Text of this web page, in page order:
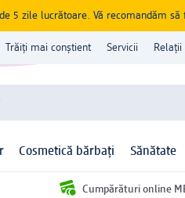
5 zile lucrătoare. Vă recomandăm să
Trăiți mai conștient Servicii Relații
Cosmetică bărbați Sănătate
Cumpărături online